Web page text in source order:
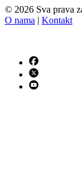
© 2026 Sva prava
O nama | Kontakt